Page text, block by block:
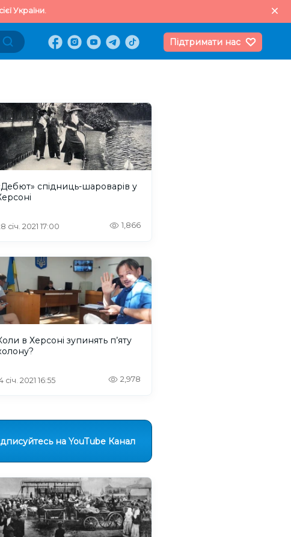
України.
Підтримати нас
спідниць-шароварів у
січ. 2021 17:00 1,866
в Херсоні зупинять п’яту
січ. 2021 16:55 2,978
на YouTube Канал